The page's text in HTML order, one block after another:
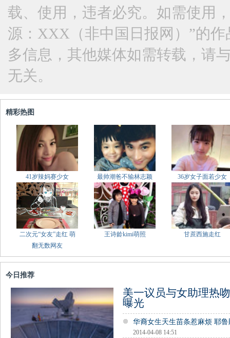
载、使用，违者必究。如需使用
源：XXX（非中国日报网）”的
多信息，其他媒体如需转载，请
无关。
精彩热图
41岁辣妈赛少女 最帅潮爸不输林志颖 36岁女子面若少女
二次元“女友”走红 萌
翻无数网友
王诗龄kimi萌照 甘蔗西施走红
今日推荐
美一议员与女助理热
曝光
华裔女生天生苗条惹麻烦 耶
2014-04-08 14:51